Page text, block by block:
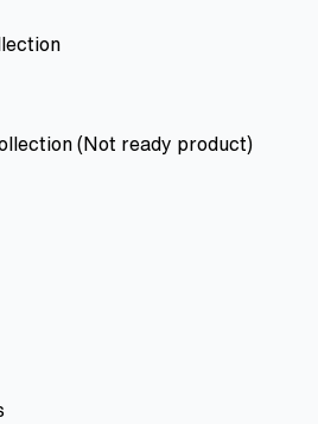
(Not ready product)